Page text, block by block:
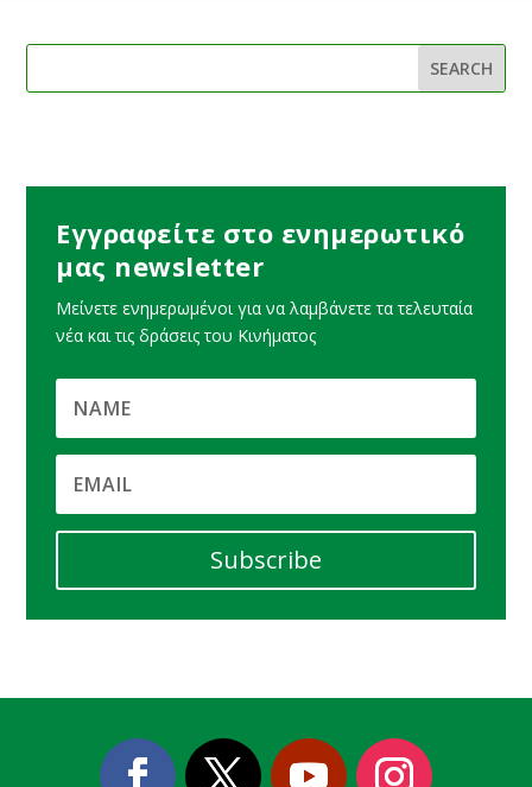
Εγγραφείτε στο ενημερωτικό
μας newsletter
Μείνετε ενημερωμένοι για να λαμβάνετε τα τελευταία
νέα και τις δράσεις του Κινήματος
Subscribe